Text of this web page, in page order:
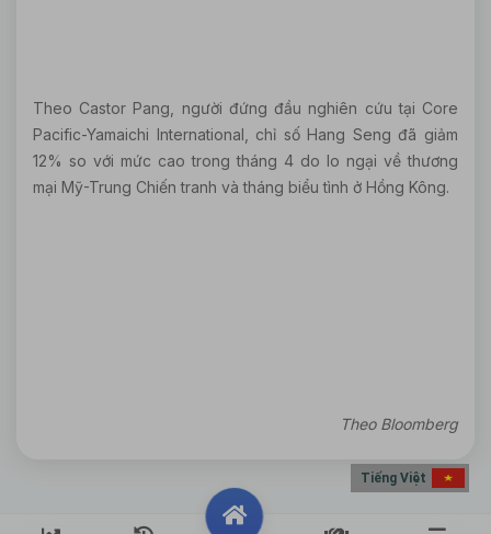
Tiếng Việt
Theo Castor Pang, người đứng đầu nghiên cứu tại Core
Pacific-Yamaichi International, chỉ số Hang Seng đã giảm
12% so với mức cao trong tháng 4 do lo ngại về thương
mại Mỹ-Trung Chiến tranh và tháng biểu tình ở Hồng Kông.
Theo Bloomberg